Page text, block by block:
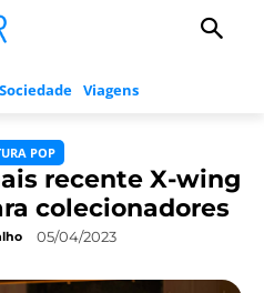
Sociedade Viagens
POP
recente X-wing
colecionadores
05/04/2023